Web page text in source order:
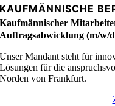
KAUFMÄNNISCHE
Kaufmännischer
Auftragsabwicklung (m/w/
Unser Mandant steht für
Lösungen für die
Norden von Frankfurt.